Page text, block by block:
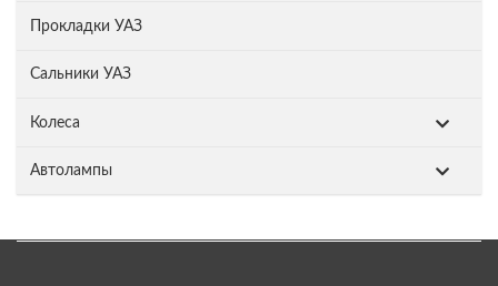
Прокладки УАЗ
Сальники УАЗ
Колеса
Автолампы